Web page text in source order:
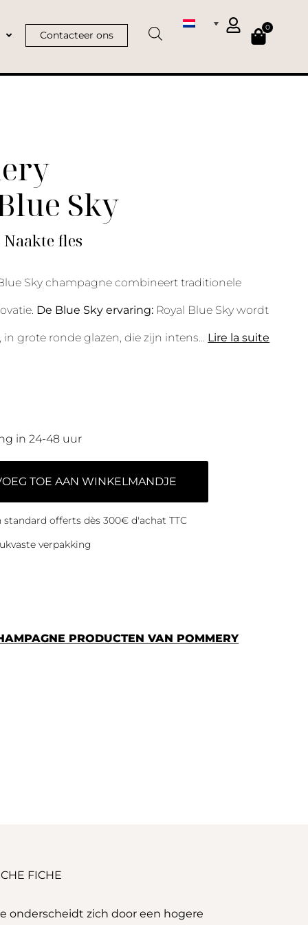
Contacteer ons
0
Sky
fles
Sky champagne combineert traditionele
De Blue Sky ervaring: Royal Blue Sky wordt
grote ronde glazen, die zijn intens Lire la suite
in 24-48 uur
TOE AAN WINKELMANDJE
offerts dès 300€ d'achat TTC
verpakking
PRODUCTEN VAN POMMERY
FICHE
onderscheidt zich door een hogere